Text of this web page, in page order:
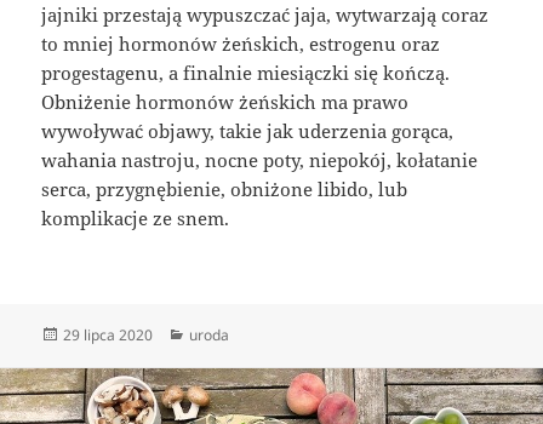
jajniki przestają wypuszczać jaja, wytwarzają coraz
to mniej hormonów żeńskich, estrogenu oraz
progestagenu, a finalnie miesiączki się kończą.
Obniżenie hormonów żeńskich ma prawo
wywoływać objawy, takie jak uderzenia gorąca,
wahania nastroju, nocne poty, niepokój, kołatanie
serca, przygnębienie, obniżone libido, lub
komplikacje ze snem.
Data
29 lipca 2020 Kategorie
uroda